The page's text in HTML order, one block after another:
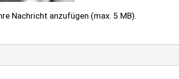
Nachricht anzufügen (max. 5 MB).